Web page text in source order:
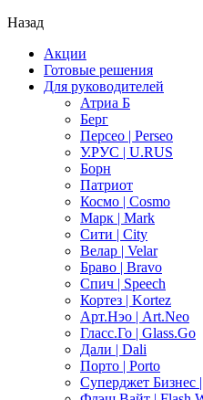
Назад
Акции
Готовые решения
Для руководителей
Атриа Б
Берг
Персео | Perseo
У.РУС | U.RUS
Борн
Патриот
Космо | Cosmo
Марк | Mark
Сити | City
Велар | Velar
Браво | Bravo
Спич | Speech
Кортез | Kortez
Арт.Нэо | Art.Neo
Гласс.Го | Glass.Go
Дали | Dali
Порто | Porto
Суперджет Бизнес